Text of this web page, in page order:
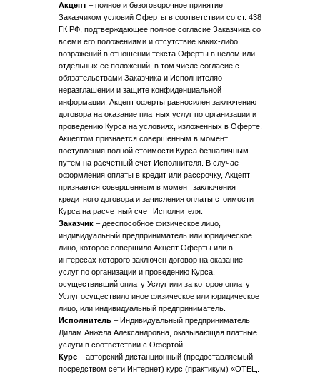
Акцепт – полное и безоговорочное принятие
Заказчиком условий Оферты в соответствии со ст. 438
ГК РФ, подтверждающее полное согласие Заказчика со
всеми его положениями и отсутствие каких-либо
возражений в отношении текста Оферты в целом или
отдельных ее положений, в том числе согласие с
обязательствами Заказчика и Исполнителяо
неразглашении и защите конфиденциальной
информации. Акцепт оферты равносилен заключению
договора на оказание платных услуг по организации и
проведению Курса на условиях, изложенных в Оферте.
Акцептом признается совершенным в момент
поступления полной стоимости Курса безналичным
путем на расчетный счет Исполнителя. В случае
оформления оплаты в кредит или рассрочку, Акцепт
признается совершенным в момент заключения
кредитного договора и зачисления оплаты стоимости
Курса на расчетный счет Исполнителя.
Заказчик – дееспособное физическое лицо,
индивидуальный предприниматель или юридическое
лицо, которое совершило Акцепт Оферты или в
интересах которого заключен договор на оказание
услуг по организации и проведению Курса,
осуществивший оплату Услуг или за которое оплату
Услуг осуществило иное физическое или юридическое
лицо, или индивидуальный предприниматель.
Исполнитель – Индивидуальный предприниматель
Дилам Анжела Александровна, оказывающая платные
услуги в соответствии с Офертой.
Курс – авторский дистанционный (предоставляемый
посредством сети Интернет) курс (практикум) «ОТЕЦ.